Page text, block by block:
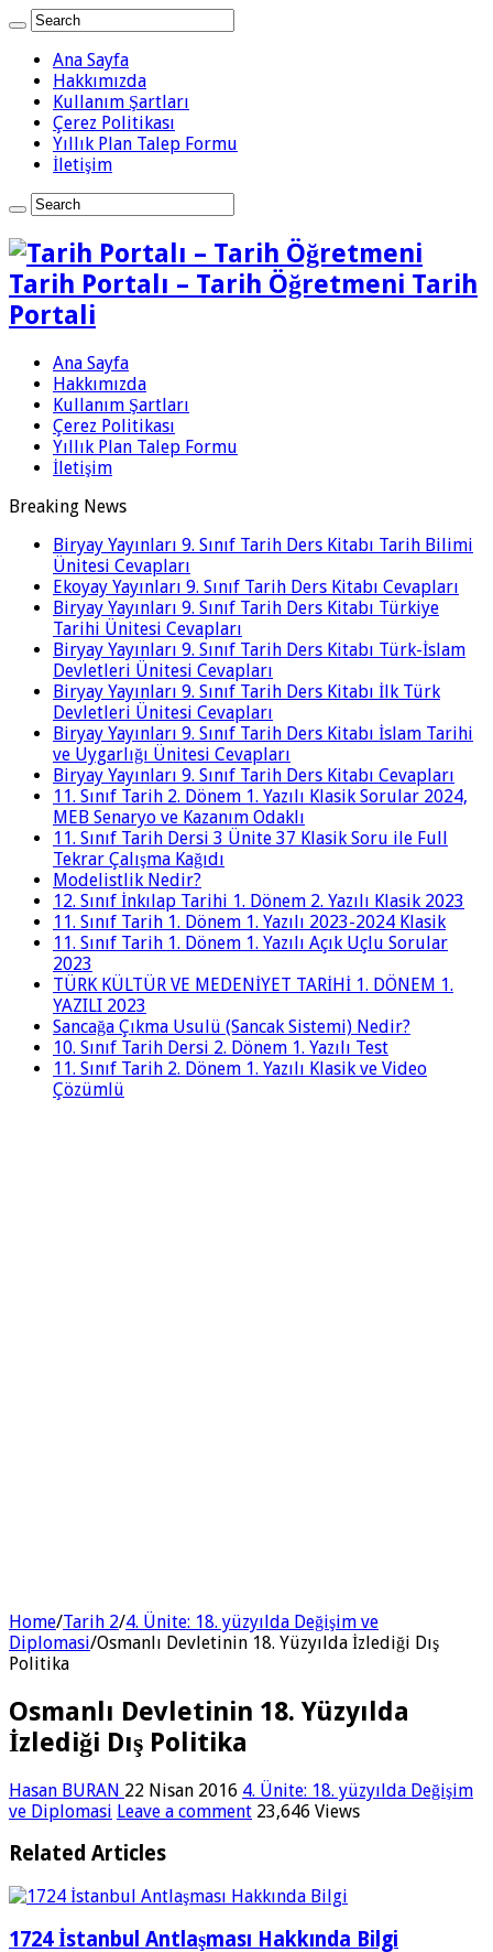
Ana Sayfa
Hakkımızda
Kullanım Şartları
Çerez Politikası
Yıllık Plan Talep Formu
İletişim
Tarih Portalı – Tarih Öğretmeni Tarih
Portali
Ana Sayfa
Hakkımızda
Kullanım Şartları
Çerez Politikası
Yıllık Plan Talep Formu
İletişim
Breaking News
Biryay Yayınları 9. Sınıf Tarih Ders Kitabı Tarih Bilimi
Ünitesi Cevapları
Ekoyay Yayınları 9. Sınıf Tarih Ders Kitabı Cevapları
Biryay Yayınları 9. Sınıf Tarih Ders Kitabı Türkiye
Tarihi Ünitesi Cevapları
Biryay Yayınları 9. Sınıf Tarih Ders Kitabı Türk-İslam
Devletleri Ünitesi Cevapları
Biryay Yayınları 9. Sınıf Tarih Ders Kitabı İlk Türk
Devletleri Ünitesi Cevapları
Biryay Yayınları 9. Sınıf Tarih Ders Kitabı İslam Tarihi
ve Uygarlığı Ünitesi Cevapları
Biryay Yayınları 9. Sınıf Tarih Ders Kitabı Cevapları
11. Sınıf Tarih 2. Dönem 1. Yazılı Klasik Sorular 2024,
MEB Senaryo ve Kazanım Odaklı
11. Sınıf Tarih Dersi 3 Ünite 37 Klasik Soru ile Full
Tekrar Çalışma Kağıdı
Modelistlik Nedir?
12. Sınıf İnkılap Tarihi 1. Dönem 2. Yazılı Klasik 2023
11. Sınıf Tarih 1. Dönem 1. Yazılı 2023-2024 Klasik
11. Sınıf Tarih 1. Dönem 1. Yazılı Açık Uçlu Sorular
2023
TÜRK KÜLTÜR VE MEDENİYET TARİHİ 1. DÖNEM 1.
YAZILI 2023
Sancağa Çıkma Usulü (Sancak Sistemi) Nedir?
10. Sınıf Tarih Dersi 2. Dönem 1. Yazılı Test
11. Sınıf Tarih 2. Dönem 1. Yazılı Klasik ve Video
Çözümlü
Home/Tarih 2/4. Ünite: 18. yüzyılda Değişim ve
Diplomasi/Osmanlı Devletinin 18. Yüzyılda İzlediği Dış
Politika
Osmanlı Devletinin 18. Yüzyılda
İzlediği Dış Politika
Hasan BURAN 22 Nisan 2016 4. Ünite: 18. yüzyılda Değişim
ve Diplomasi Leave a comment 23,646 Views
Related Articles
1724 İstanbul Antlaşması Hakkında Bilgi